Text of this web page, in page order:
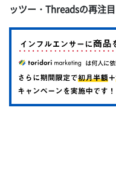
ッツー・Threadsの再注目